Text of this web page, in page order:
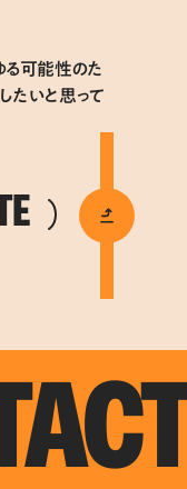
る可能性のた
たいと思って